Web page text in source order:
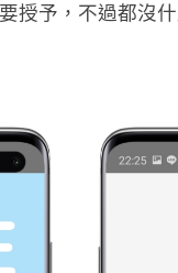
授予，不過都沒